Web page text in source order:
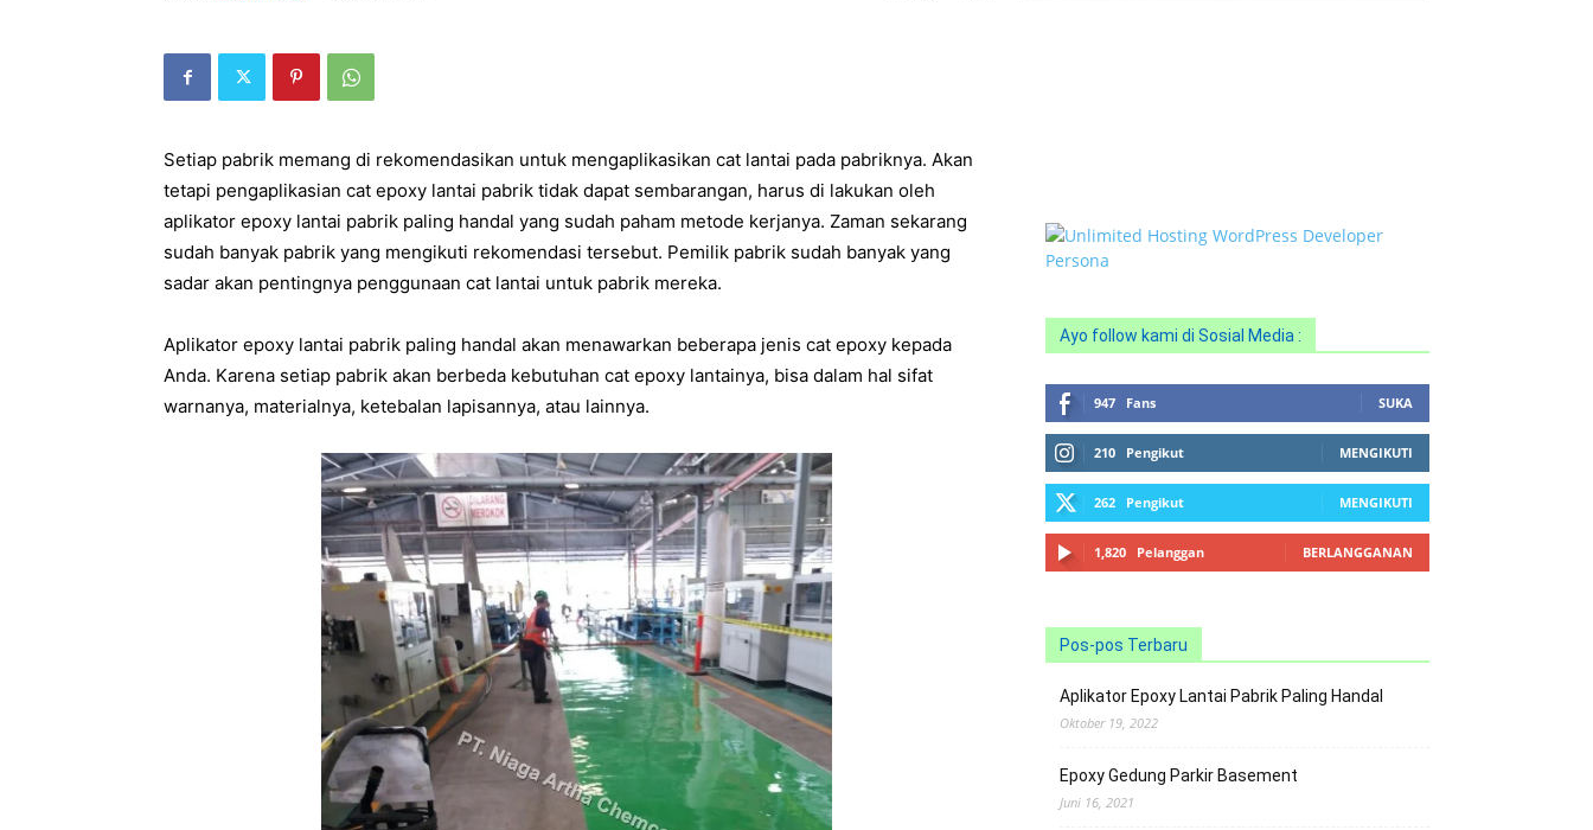
Setiap pabrik memang di rekomendasikan untuk mengaplikasikan cat lantai pada pabriknya. Akan
tetapi pengaplikasian cat epoxy lantai pabrik tidak dapat sembarangan, harus di lakukan oleh
aplikator epoxy lantai pabrik paling handal yang sudah paham metode kerjanya. Zaman sekarang
sudah banyak pabrik yang mengikuti rekomendasi tersebut. Pemilik pabrik sudah banyak yang
sadar akan pentingnya penggunaan cat lantai untuk pabrik mereka.
Aplikator epoxy lantai pabrik paling handal akan menawarkan beberapa jenis cat epoxy kepada
Anda. Karena setiap pabrik akan berbeda kebutuhan cat epoxy lantainya, bisa dalam hal sifat
warnanya, materialnya, ketebalan lapisannya, atau lainnya.
Ayo follow kami di Sosial Media :
947 Fans SUKA
210 Pengikut MENGIKUTI
262 Pengikut MENGIKUTI
1,820 Pelanggan BERLANGGANAN
Pos-pos Terbaru
Aplikator Epoxy Lantai Pabrik Paling Handal
Oktober 19, 2022
Epoxy Gedung Parkir Basement
Juni 16, 2021